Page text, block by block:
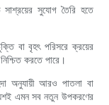
সাশ্রয়ের সুযোগ তৈরি হতে
বা বৃহৎ পরিসরে ক্রয়ের
করতে পারে।
অনুযায়ী আরও পাতলা বা
এমন সব নতুন উপকরণের